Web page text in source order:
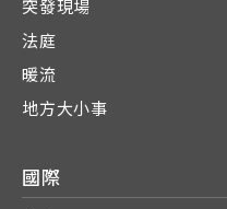
突發現場
法庭
暖流
地方大小事
國際